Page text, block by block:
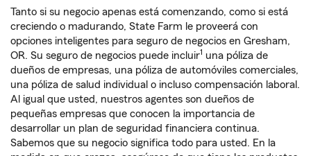
Tanto si su negocio apenas está comenzando, como si está
creciendo o madurando, State Farm le proveerá con
opciones inteligentes para seguro de negocios en Gresham,
OR. Su seguro de negocios puede incluir1 una póliza de
dueños de empresas, una póliza de automóviles comerciales,
una póliza de salud individual o incluso compensación laboral.
Al igual que usted, nuestros agentes son dueños de
pequeñas empresas que conocen la importancia de
desarrollar un plan de seguridad financiera continua.
Sabemos que su negocio significa todo para usted. En la